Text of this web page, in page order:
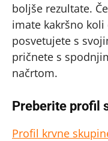
boljše rezultate.
imate kakršno
posvetujete s
pričnete s
načrtom.
Preberite profil
Profil krvne